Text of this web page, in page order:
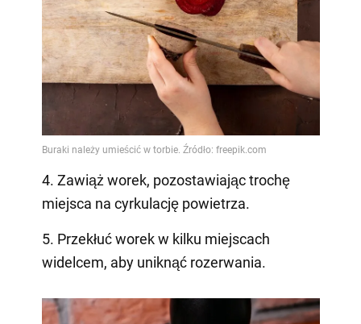
4. Zawiąż worek, pozostawiając trochę
miejsca na cyrkulację powietrza.
5. Przekłuć worek w kilku miejscach
widelcem, aby uniknąć rozerwania.